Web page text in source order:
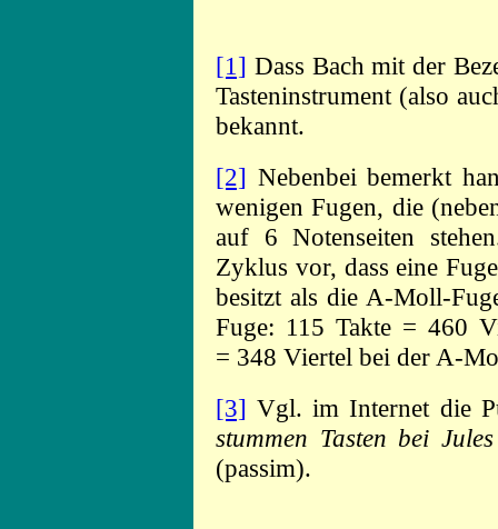
[1] Dass Bach mit der
Tasteninstrument (also
bekannt.
[2] Nebenbei bemerkt
wenigen Fugen, die
auf 6 Notenseiten
Zyklus vor, dass eine
besitzt als die A-Moll-
Fuge: 115 Takte = 460
= 348 Viertel bei der A-
[3] Vgl. im Internet die
stummen Tasten bei
(passim).